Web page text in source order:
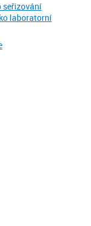
seřizování
laboratorní